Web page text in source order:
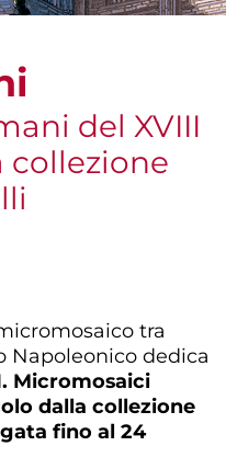
del XVIII
collezione
tra
Napoleonico dedica
Micromosaici
dalla collezione
fino al 24